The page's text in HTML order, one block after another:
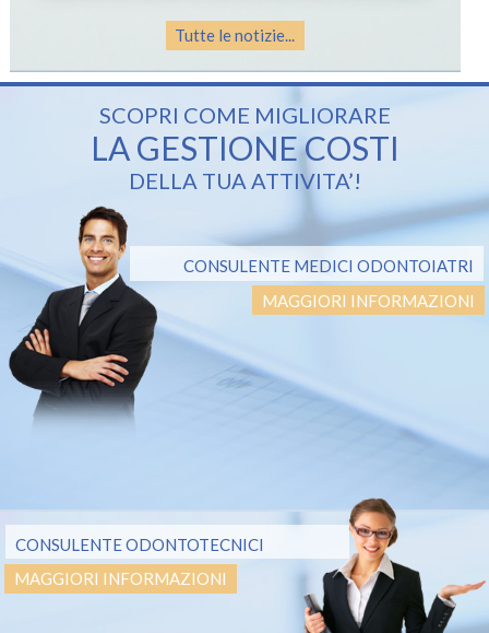
Tutte le notizie...
SCOPRI COME MIGLIORARE
LA GESTIONE COSTI
DELLA TUA ATTIVITA’!
CONSULENTE MEDICI ODONTOIATRI
MAGGIORI INFORMAZIONI
CONSULENTE ODONTOTECNICI
MAGGIORI INFORMAZIONI